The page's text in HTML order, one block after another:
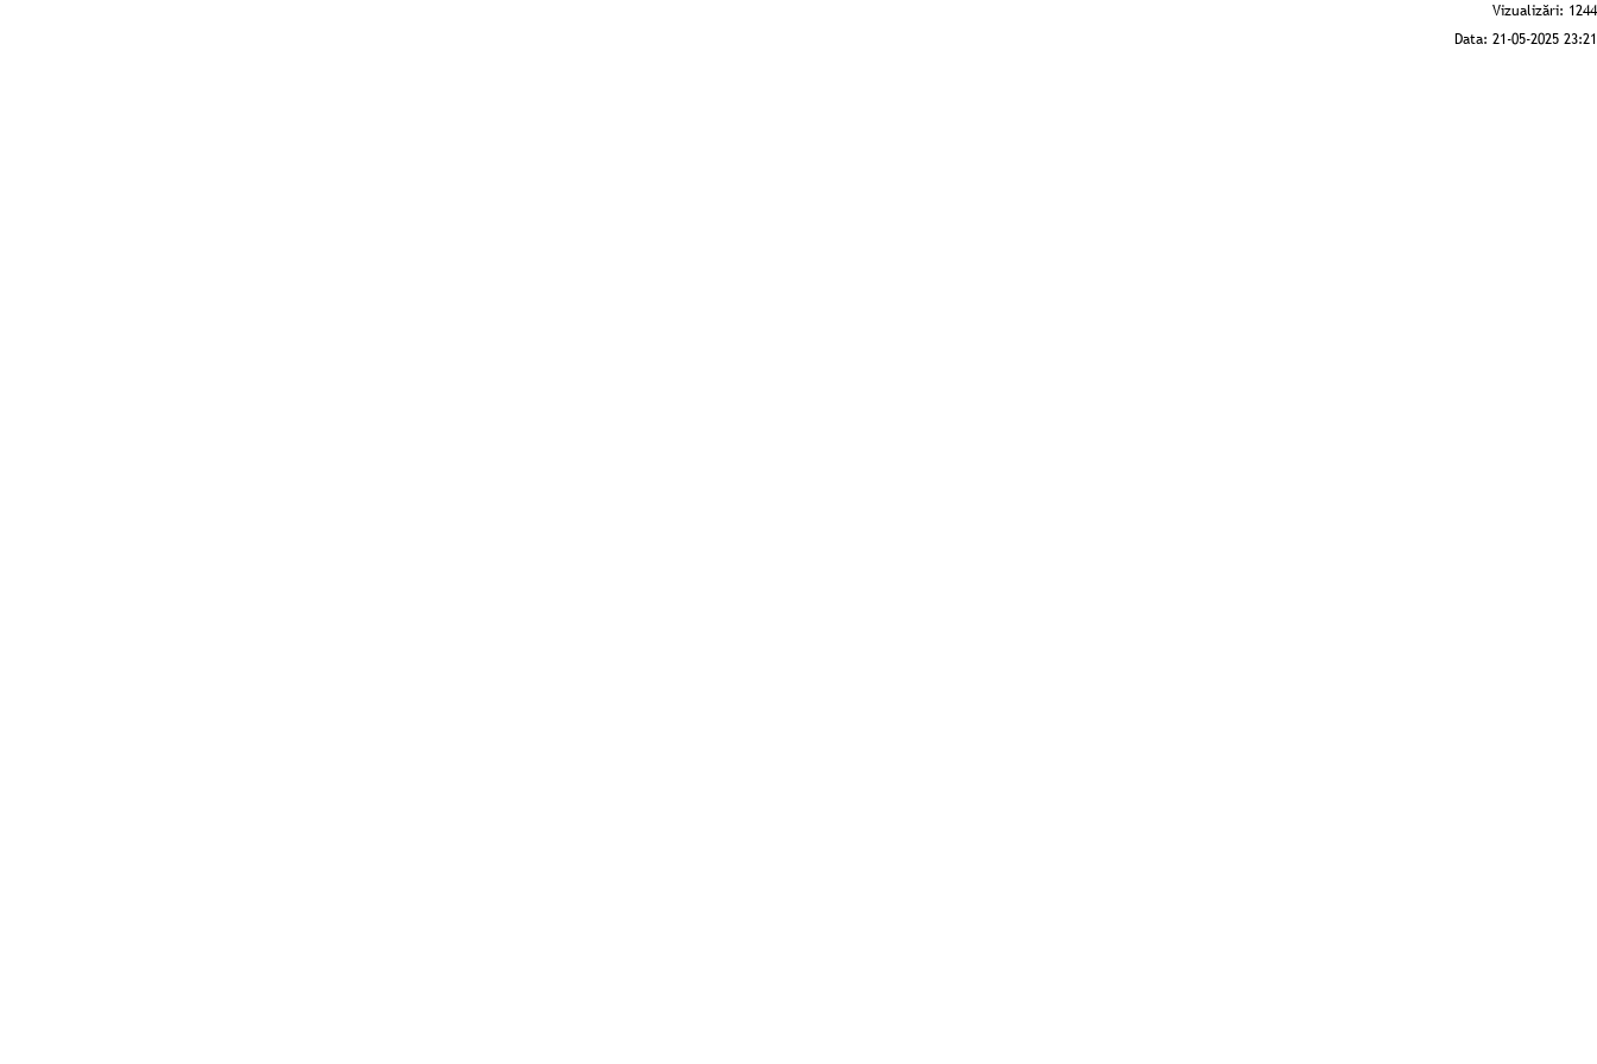
Vizualizări: 1244
Data: 21-05-2025 23:21